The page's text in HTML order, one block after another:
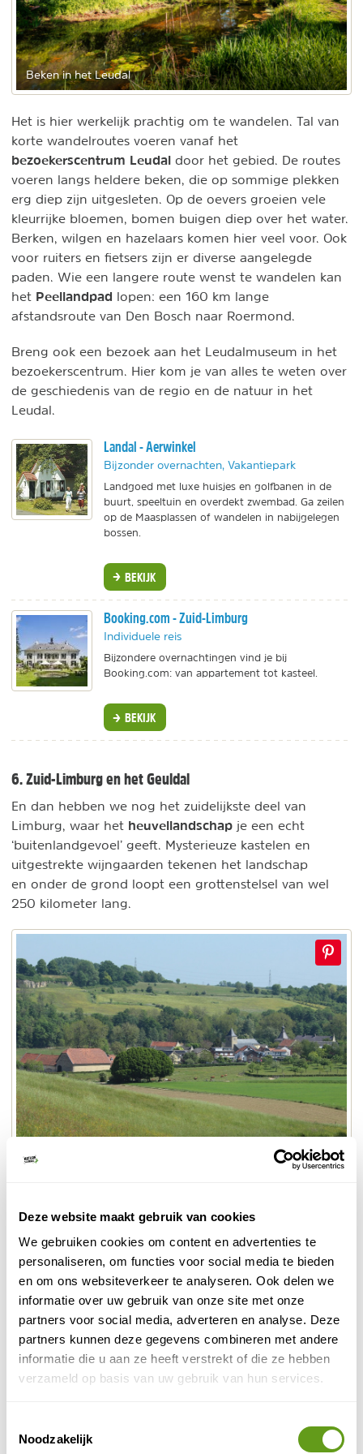
Deze website maakt gebruik van cookies
We gebruiken cookies om content en advertenties te
personaliseren, om functies voor social media te bieden
en om ons websiteverkeer te analyseren. Ook delen we
informatie over uw gebruik van onze site met onze
partners voor social media, adverteren en analyse. Deze
partners kunnen deze gegevens combineren met andere
informatie die u aan ze heeft verstrekt of die ze hebben
verzameld op basis van uw gebruik van hun services.
Noodzakelijk
Beken in het Leudal
Het is hier werkelijk prachtig om te wandelen. Tal van
korte wandelroutes voeren vanaf het
bezoekerscentrum Leudal door het gebied. De routes
voeren langs heldere beken, die op sommige plekken
erg diep zijn uitgesleten. Op de oevers groeien vele
kleurrijke bloemen, bomen buigen diep over het water.
Berken, wilgen en hazelaars komen hier veel voor. Ook
voor ruiters en fietsers zijn er diverse aangelegde
paden. Wie een langere route wenst te wandelen kan
het Peellandpad lopen: een 160 km lange
afstandsroute van Den Bosch naar Roermond.
Breng ook een bezoek aan het Leudalmuseum in het
bezoekerscentrum. Hier kom je van alles te weten over
de geschiedenis van de regio en de natuur in het
Leudal.
Landal - Aerwinkel
Bijzonder overnachten, Vakantiepark
Landgoed met luxe huisjes en golfbanen in de
buurt, speeltuin en overdekt zwembad. Ga zeilen
op de Maasplassen of wandelen in nabijgelegen
bossen.
BEKIJK
Booking.com - Zuid-Limburg
Individuele reis
Bijzondere overnachtingen vind je bij
Booking.com: van appartement tot kasteel.
BEKIJK
6. Zuid-Limburg en het Geuldal
En dan hebben we nog het zuidelijkste deel van
Limburg, waar het heuvellandschap je een echt
‘buitenlandgevoel’ geeft. Mysterieuze kastelen en
uitgestrekte wijngaarden tekenen het landschap
en onder de grond loopt een grottenstelsel van wel
250 kilometer lang.
Landschap
Ook de flora en fauna is betoverend. In het gebied
Aanrader is om jouw natuurvakantie te
combineren met een bezoek aan Maastricht of
Valkenburg. Of te kiezen voor een heerlijke vakantie in
bijvoorbeeld het mooie
vormt een prachtige plek om te wandelen en vogels te
spotten.
Meer weten over de streek? Lees dan verder op onze
Andere mooie gebieden in Limburg: